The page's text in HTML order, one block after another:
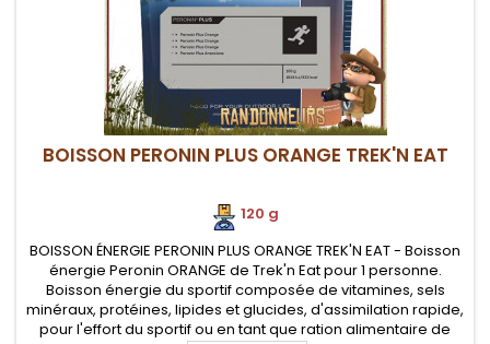
BOISSON PERONIN PLUS ORANGE TREK'N EAT
120 g
BOISSON ÉNERGIE PERONIN PLUS ORANGE TREK'N EAT - Boisson
énergie Peronin ORANGE de Trek'n Eat pour 1 personne.
Boisson énergie du sportif composée de vitamines, sels
minéraux, protéines, lipides et glucides, d'assimilation rapide,
pour l'effort du sportif ou en tant que ration alimentaire de